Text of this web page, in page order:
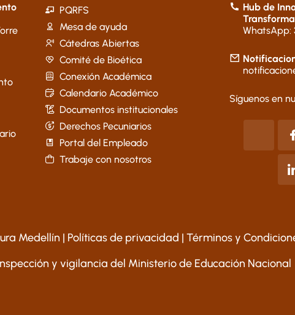
PQRFS
Mesa de ayuda
Cátedras Abiertas
Comité de Bioética
Conexión Académica
Calendario Académico
Documentos institucionales
Derechos Pecuniarios
Portal del Empleado
Trabaje con nosotros
Hub de
WhatsApp:
Síguenos en
Medellín | Políticas de privacidad | Términos y
y vigilancia del Ministerio de Educación Nacional